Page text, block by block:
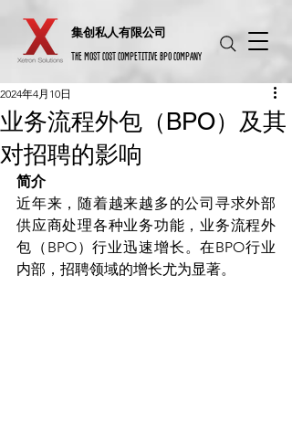
​集创私人有限公司
THE MOST COST COMPETITIVE BPO COMPANY
业务流程外包（BPO）及其
对招聘的影响
2024年4月10日
简介
近年来，随着越来越多的公司寻求外部
供应商处理各种业务功能，业务流程外
包（BPO）行业迅速增长。在BPO行业
内部，招聘领域的增长尤为显著。